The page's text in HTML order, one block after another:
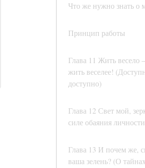
Что же нужно знать о
Принцип работы
Глава 11 Жить весело
жить веселее!
доступно)
Глава 12 Свет мой,
силе обаяния
Глава 13 И почем же,
ваша зелень? (О